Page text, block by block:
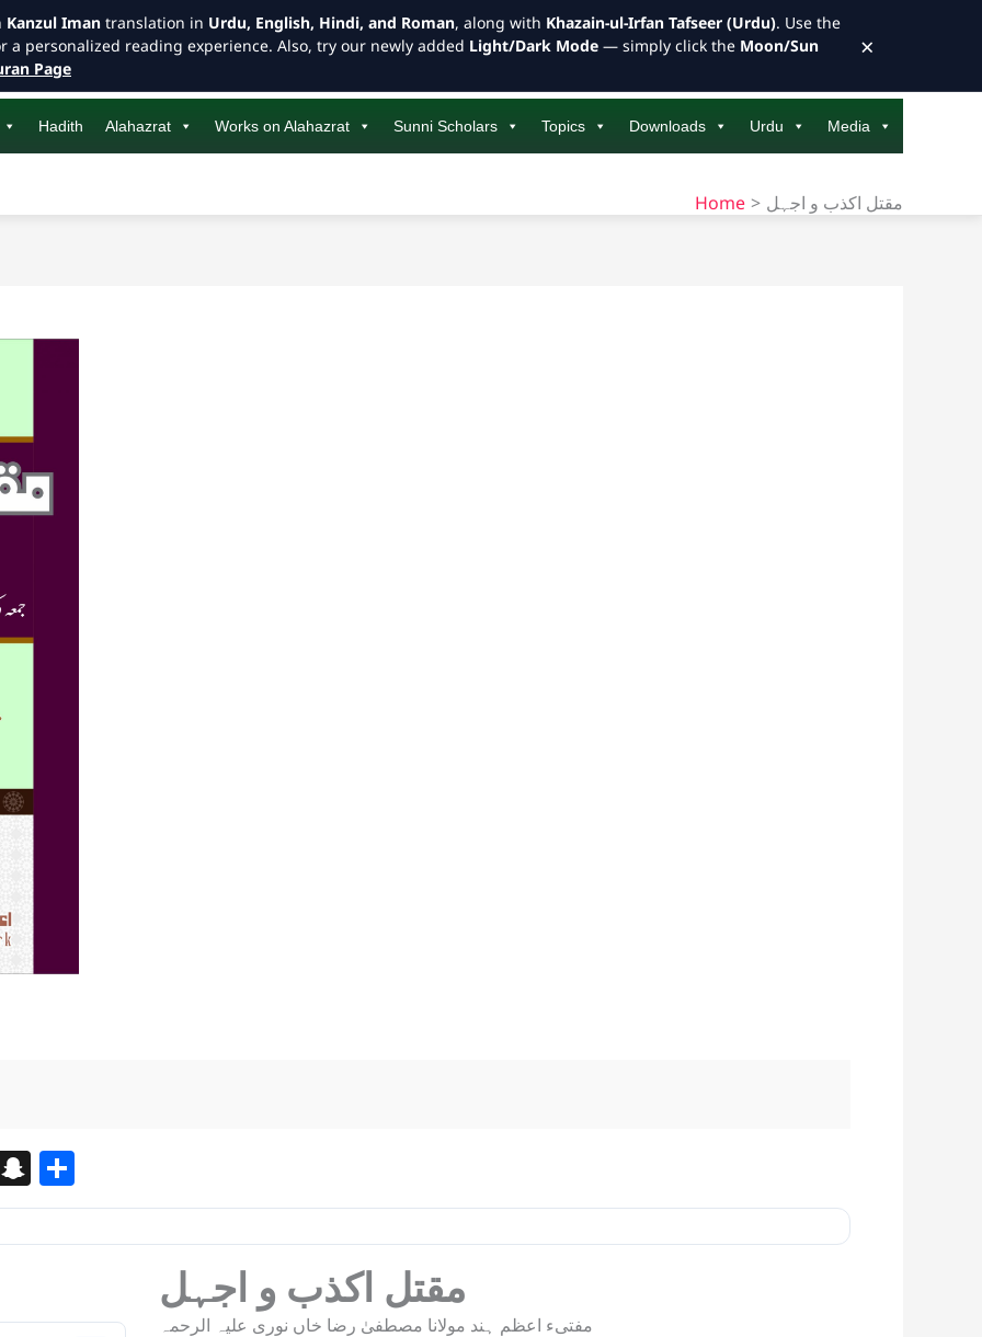
Hadith Alahazrat Works on Alahazrat Sunni Scholars Topics Downloads Urdu Media
Home مقتل اکذب و اجہل
S
n
a
h
ar
مقتل اکذب و اجہل
مفتیء اعظم ہند مولانا مصطفیٰ رضا خاں نوری علیہ الرحمہ
Kanzul Iman translation in Urdu, English, Hindi, and Roman, along with Khazain-ul-Irfan Tafseer (Urdu). Use the
a personalized reading experience. Also, try our newly added Light/Dark Mode — simply click the Moon/Sun
Page
×